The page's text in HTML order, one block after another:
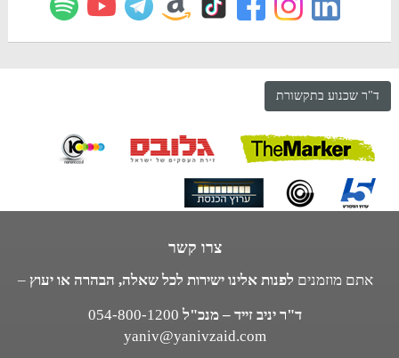
ד"ר שכנוע בתקשורת
צרו קשר
אתם מוזמנים לפנות אלינו ישירות לכל שאלה, הבהרה או יעוץ –
ד"ר יניב זייד – מנכ"ל 054-800-1200
yaniv@yanivzaid.com